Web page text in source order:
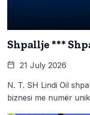
Shpallje ***
21 July 2026
N. T. SH Lindi Oil
biznesi me numër